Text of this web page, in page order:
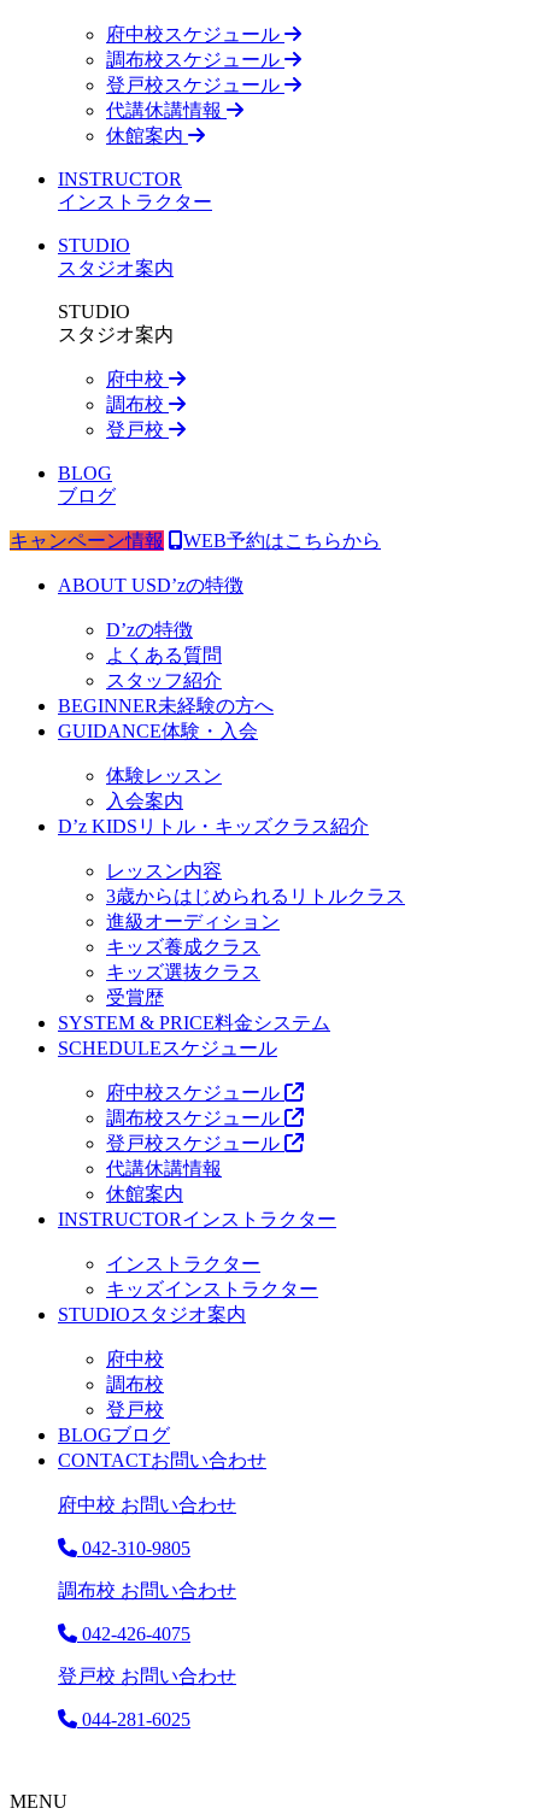
府中校スケジュール
調布校スケジュール
登戸校スケジュール
代講休講情報
休館案内
INSTRUCTOR
インストラクター
STUDIO
スタジオ案内
STUDIO
スタジオ案内
府中校
調布校
登戸校
BLOG
ブログ
キャンペーン情報 WEB予約はこちらから
ABOUT USD’zの特徴
D’zの特徴
よくある質問
スタッフ紹介
BEGINNER未経験の方へ
GUIDANCE体験・入会
体験レッスン
入会案内
D’z KIDS リトル・キッズクラス紹介
レッスン内容
3歳からはじめられるリトルクラス
進級オーディション
キッズ養成クラス
キッズ選抜クラス
受賞歴
SYSTEM & PRICE料金システム
SCHEDULEスケジュール
府中校スケジュール
調布校スケジュール
登戸校スケジュール
代講休講情報
休館案内
INSTRUCTORインストラクター
インストラクター
キッズインストラクター
STUDIOスタジオ案内
府中校
調布校
登戸校
BLOGブログ
CONTACTお問い合わせ
府中校 お問い合わせ
042-310-9805
調布校 お問い合わせ
042-426-4075
登戸校 お問い合わせ
044-281-6025
MENU